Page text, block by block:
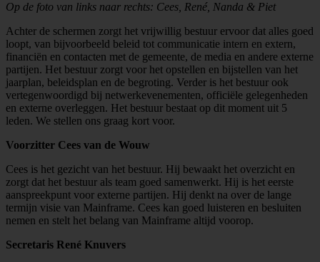
Op de foto van links naar rechts: Cees, René, Nanda & Piet
Achter de schermen zorgt het vrijwillig bestuur ervoor dat alles goed
loopt, van bijvoorbeeld beleid tot communicatie intern en extern,
financiën en contacten met de gemeente, de media en andere externe
partijen. Het bestuur zorgt voor het opstellen en bijstellen van het
jaarplan, beleidsplan en de begroting. Verder is het bestuur ook
vertegenwoordigd bij netwerkevenementen, officiële gelegenheden
en externe overleggen. Het bestuur bestaat op dit moment uit 5
leden. We stellen ons graag kort voor.
Voorzitter Cees van de Wouw
Cees is het gezicht van het bestuur. Hij bewaakt het overzicht en
zorgt dat het bestuur als team goed samenwerkt. Hij is het eerste
aanspreekpunt voor externe partijen. Hij denkt na over de lange
termijn visie van Mainframe. Cees kan goed luisteren en besluiten
nemen en stelt het belang van Mainframe altijd voorop.
Secretaris René Knuvers